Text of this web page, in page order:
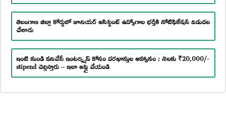
తెలంగాణ జిల్లా కోర్టులో జూనియర్ అసిస్టెంట్ ఉద్యోగాల భర్తీకి నోటిఫికేషన్ విడుదల
చేశారు
ఇంటి నుండి పనిచేసే ఇంటర్న్షిప్ కోసం దరఖాస్తుల ఆహ్వానం : నెలకు ₹20,000/-
stipend చెల్లిస్తారు – ఇలా అప్లై చేయండి